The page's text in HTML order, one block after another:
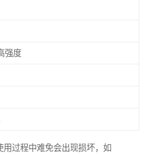
强度
过程中难免会出现损坏，如